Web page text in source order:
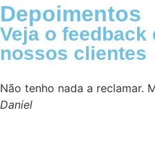
Depoimentos
Veja o feedback
nossos clientes
Não tenho nada a reclamar.
Daniel